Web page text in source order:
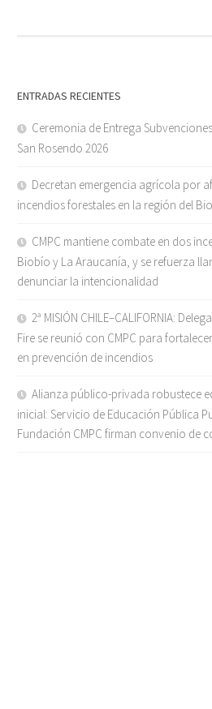
ENTRADAS RECIENTES
Ceremonia de Entrega
San Rosendo 2026
Decretan emergencia agrícola por
incendios forestales en la región del
CMPC mantiene combate en dos
Biobío y La Araucanía, y se refuerza
denunciar la intencionalidad
2ª MISIÓN CHILE–CALIFORNIA:
Fire se reunió con CMPC para
en prevención de incendios
Alianza público-privada robustece
inicial: Servicio de Educación Pública
Fundación CMPC firman convenio de